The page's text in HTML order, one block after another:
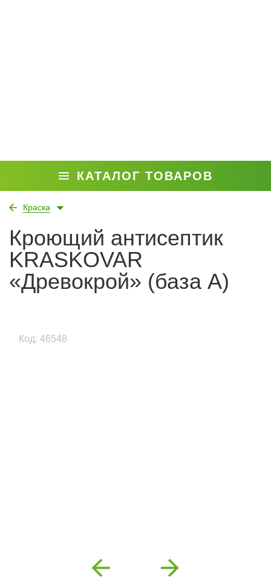
КАТАЛОГ ТОВАРОВ
Краска
Кроющий антисептик
KRASKOVAR
«Древокрой» (база А)
Код: 46548
Previous Next